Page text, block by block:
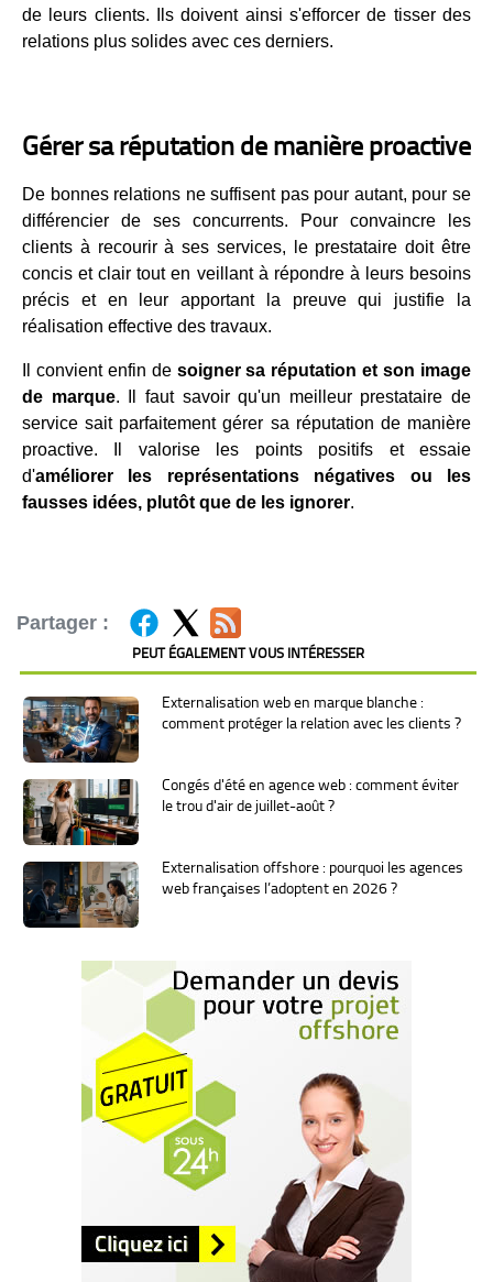
de leurs clients. Ils doivent ainsi s'efforcer de tisser des
relations plus solides avec ces derniers.
Gérer sa réputation de manière proactive
De bonnes relations ne suffisent pas pour autant, pour se
différencier de ses concurrents. Pour convaincre les
clients à recourir à ses services, le prestataire doit être
concis et clair tout en veillant à répondre à leurs besoins
précis et en leur apportant la preuve qui justifie la
réalisation effective des travaux.
Il convient enfin de soigner sa réputation et son image
de marque. Il faut savoir qu'un meilleur prestataire de
service sait parfaitement gérer sa réputation de manière
proactive. Il valorise les points positifs et essaie
d'améliorer les représentations négatives ou les
fausses idées, plutôt que de les ignorer.
Partager :
PEUT ÉGALEMENT VOUS INTÉRESSER
Externalisation web en marque blanche :
comment protéger la relation avec les clients ?
Congés d'été en agence web : comment éviter
le trou d'air de juillet-août ?
Externalisation offshore : pourquoi les agences
web françaises l’adoptent en 2026 ?